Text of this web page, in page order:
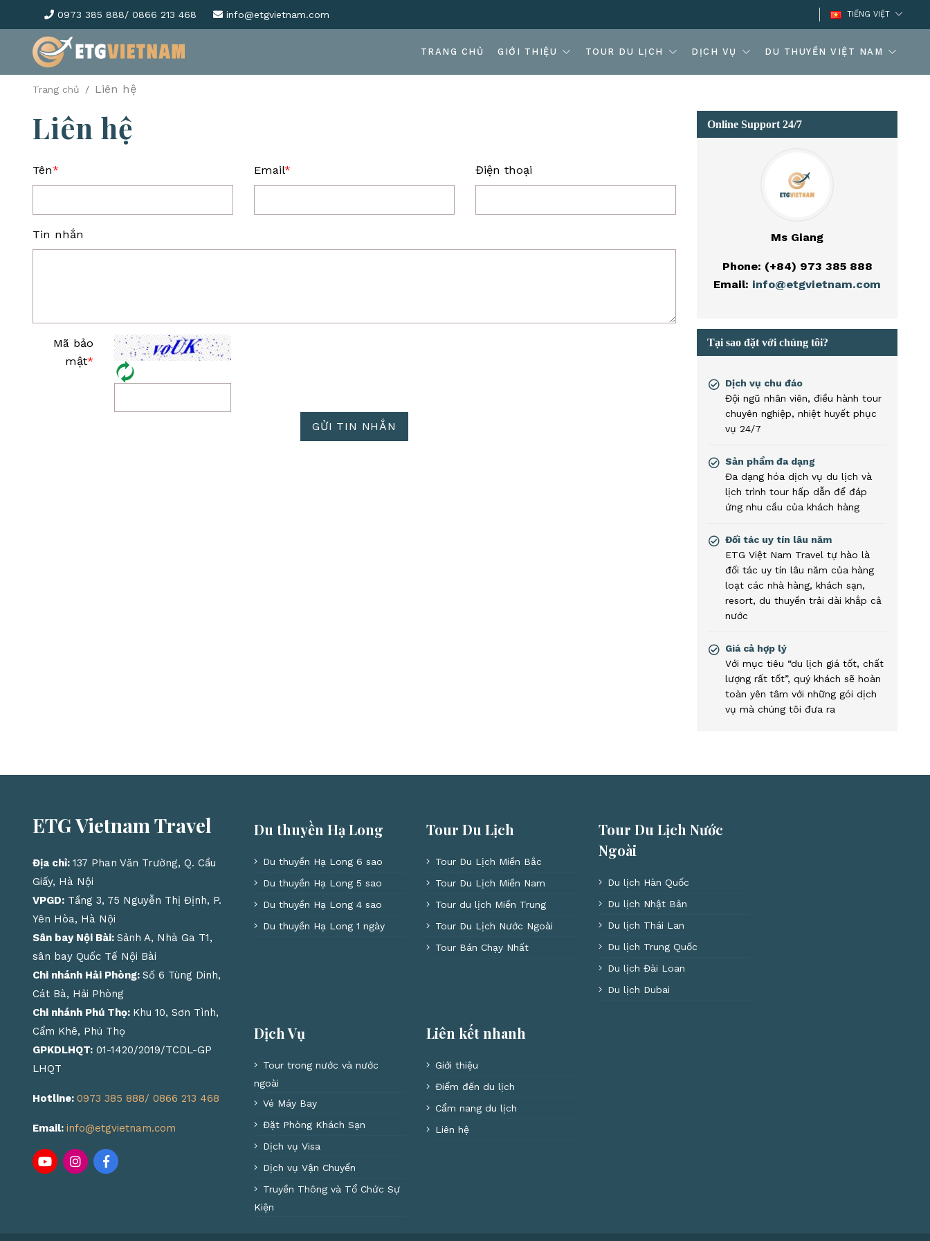
0973 385 888/ 0866 213 468 info@etgvietnam.com TIẾNG VIỆT
TRANG CHỦ GIỚI THIỆU TOUR DU LỊCH DỊCH VỤ DU THUYỀN VIỆT NAM
Trang chủ Liên hệ
Liên hệ
Tên* Email* Điện thoại
Tin nhắn
Mã bảo
mật*
GỬI TIN NHẮN
Online Support 24/7
Ms Giang
Phone: (+84) 973 385 888
Email: info@etgvietnam.com
Tại sao đặt với chúng tôi?
Dịch vụ chu đáo
Đội ngũ nhân viên, điều hành tour
chuyên nghiệp, nhiệt huyết phục
vụ 24/7
Sản phẩm đa dạng
Đa dạng hóa dịch vụ du lịch và
lịch trình tour hấp dẫn để đáp
ứng nhu cầu của khách hàng
Đối tác uy tín lâu năm
ETG Việt Nam Travel tự hào là
đối tác uy tín lâu năm của hàng
loạt các nhà hàng, khách sạn,
resort, du thuyền trải dài khắp cả
nước
Giá cả hợp lý
Với mục tiêu “du lịch giá tốt, chất
lượng rất tốt”, quý khách sẽ hoàn
toàn yên tâm với những gói dịch
vụ mà chúng tôi đưa ra
ETG Vietnam Travel
Địa chỉ: 137 Phan Văn Trường, Q. Cầu
Giấy, Hà Nội
VPGD: Tầng 3, 75 Nguyễn Thị Định, P.
Yên Hòa, Hà Nội
Sân bay Nội Bài: Sảnh A, Nhà Ga T1,
sân bay Quốc Tế Nội Bài
Chi nhánh Hải Phòng: Số 6 Tùng Dinh,
Cát Bà, Hải Phòng
Chi nhánh Phú Thọ: Khu 10, Sơn Tình,
Cẩm Khê, Phú Thọ
GPKDLHQT: 01-1420/2019/TCDL-GP
LHQT
Hotline: 0973 385 888/ 0866 213 468
Email: info@etgvietnam.com
Du thuyền Hạ Long
Du thuyền Hạ Long 6 sao
Du thuyền Hạ Long 5 sao
Du thuyền Hạ Long 4 sao
Du thuyền Hạ Long 1 ngày
Tour Du Lịch
Tour Du Lịch Miền Bắc
Tour Du Lịch Miền Nam
Tour du lịch Miền Trung
Tour Du Lịch Nước Ngoài
Tour Bán Chạy Nhất
Tour Du Lịch Nước
Ngoài
Du lịch Hàn Quốc
Du lịch Nhật Bản
Du lịch Thái Lan
Du lịch Trung Quốc
Du lịch Đài Loan
Du lịch Dubai
Dịch Vụ
Tour trong nước và nước
ngoài
Vé Máy Bay
Đặt Phòng Khách Sạn
Dịch vụ Visa
Dịch vụ Vận Chuyển
Truyền Thông và Tổ Chức Sự
Kiện
Liên kết nhanh
Giới thiệu
Điểm đến du lịch
Cẩm nang du lịch
Liên hệ